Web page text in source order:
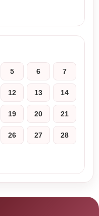
5 6 7
12 13 14
19 20 21
26 27 28